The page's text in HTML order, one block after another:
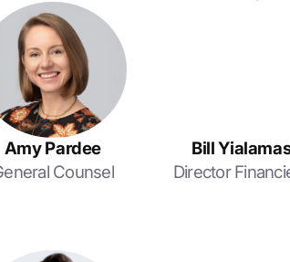
Amy Pardee
Counsel
Bill
Director